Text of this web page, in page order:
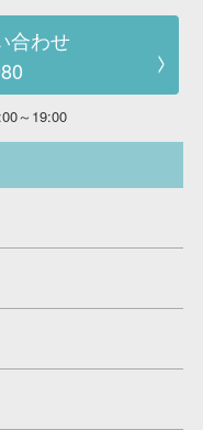
合わせ
～19:00